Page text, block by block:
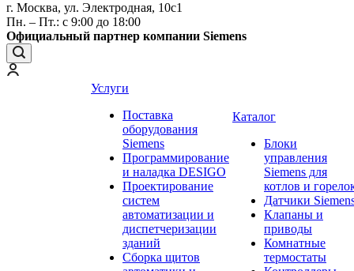
г. Москва, ул. Электродная, 10с1
Пн. – Пт.: с 9:00 до 18:00
Официальный партнер компании Siemens
Услуги
Поставка
оборудования
Siemens
Программирование
и наладка DESIGO
Проектирование
систем
автоматизации и
диспетчеризации
зданий
Сборка щитов
Каталог
Блоки
управления
Siemens для
котлов и
Датчики
Клапаны и
приводы
Комнатные
термостаты